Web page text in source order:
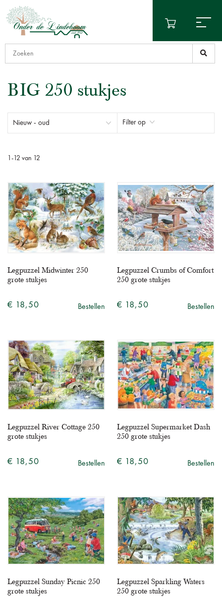
BIG 250 stukjes
Filter op
- 12 van 12
Legpuzzel Midwinter 250
grote stukjes
€ 18,50 Bestellen
Legpuzzel Crumbs of Comfort
250 grote stukjes
€ 18,50 Bestellen
Legpuzzel River Cottage 250
grote stukjes
€ 18,50 Bestellen
Legpuzzel Supermarket Dash
250 grote stukjes
€ 18,50 Bestellen
Legpuzzel Sunday Picnic 250
grote stukjes
Legpuzzel Sparkling Waters
250 grote stukjes